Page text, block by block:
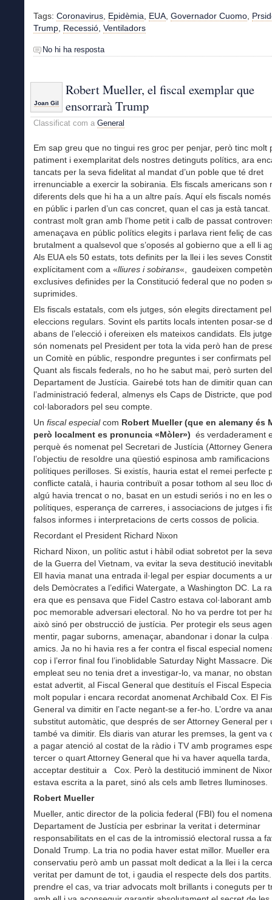
Tags: Coronavirus Epidèmia EUA Governador Cuomo
Trump Recessió Ventiladors
No hi ha resposta
Joan Gil
Robert Mueller, el fiscal exemplar que
ensorrarà Trump
Classificat com a General
Em sap greu que no tingui res groc per penjar, però tinc molt
patiment i exemplaritat dels nostres detinguts polítics, ara
tancats per la seva fidelitat al mandat d’un poble que té dret
irrenunciable a exercir la sobirania. Els fiscals americans son
diferents dels que hi ha a un altre país. Aquí els fiscals
en públic i parlen d’un cas concret, quan el cas ja està
contrast molt gran amb l’home petit i calb de passat
amenaçava en públic polítics elegits i parlava rient feliç de
brutalment a qualsevol que s’oposés al gobierno que a ell li
Als EUA els 50 estats, tots definits per la llei i les seves
explícitament com a «lliures i sobirans«, gaudeixen
exclusives definides per la Constitució federal que no poden
suprimides.
Els fiscals estatals, com els jutges, són elegits directament
eleccions regulars. Sovint els partits locals intenten posar-se
abans de l’elecció i ofereixen els mateixos candidats. Els
són nomenats pel President per tota la vida però han de
un Comitè en públic, respondre preguntes i ser confirmats
Quant als fiscals federals, no ho he sabut mai, però surten del
Departament de Justícia. Gairebé tots han de dimitir quan
l’administració federal, almenys els Caps de Districte, que
col·laboradors pel seu compte.
Un fiscal especialcom Robert Mueller (que en alemany és
però localment es pronuncia «Mòler») és verdaderament
perquè és nomenat pel Secretari de Justícia (Attorney
l’objectiu de resoldre una qüestió espinosa amb ramificacions
polítiques perilloses. Si existís, hauria estat el remei perfecte
conflicte català, i hauria contribuït a posar tothom al seu lloc
algú havia trencat o no, basat en un estudi seriós i no en les
polítiques, esperança de carreres, i associacions de jutges i
falsos informes i interpretacions de certs cossos de policia.
Recordant el President Richard Nixon
Richard Nixon, un polític astut i hàbil odiat sobretot per la
de la Guerra del Vietnam, va evitar la seva destitució
Ell havia manat una entrada il·legal per espiar documents a
dels Demòcrates a l’edifici Watergate, a Washington DC. La
era que es pensava que Fidel Castro estava col·laborant
poc memorable adversari electoral. No ho va perdre tot per
això sinó per obstrucció de justícia. Per protegir els seus
mentir, pagar suborns, amenaçar, abandonar i donar la culpa
amics. Ja no hi havia res a fer contra el fiscal especial
cop i l’error final fou l’inoblidable Saturday Night Massacre.
empleat seu no tenia dret a investigar-lo, va manar, no
estat advertit, al Fiscal General que destituís el Fiscal
molt popular i encara recordat anomenat Archibald Cox. El
General va dimitir en l’acte negant-se a fer-ho. L’ordre va
substitut automàtic, que després de ser Attorney General per
també va dimitir. Els diaris van aturar les premses, la gent va
a pagar atenció al costat de la ràdio i TV amb programes
tercer o quart Attorney General que hi va haver aquella tarda,
acceptar destituir a Cox. Però la destitució imminent de
estava escrita a la paret, sinó als cels amb lletres lluminoses.
Robert Mueller
Mueller, antic director de la policia federal (FBI) fou el
Departament de Justícia per esbrinar la veritat i determinar
responsabilitats en el cas de la intromissió electoral russa a
Donald Trump. La tria no podia haver estat millor. Mueller
conservatiu però amb un passat molt dedicat a la llei i la
veritat per damunt de tot, i gaudia el respecte dels dos
prendre el cas, va triar advocats molt brillants i coneguts per